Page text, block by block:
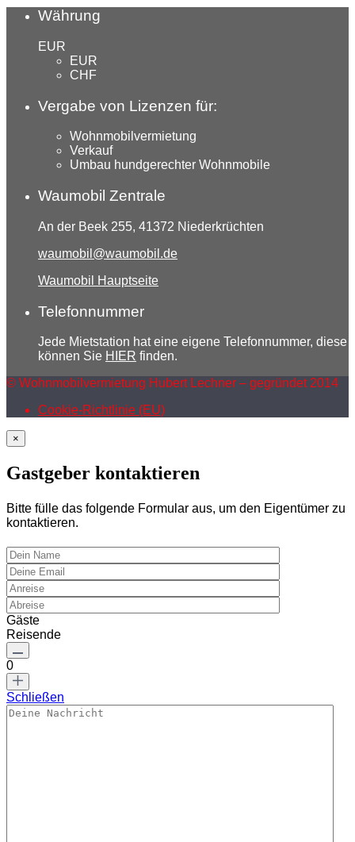
Währung
EUR
EUR
CHF
Vergabe von Lizenzen für:
Wohnmobilvermietung
Verkauf
Umbau hundgerechter Wohnmobile
Waumobil Zentrale
An der Beek 255, 41372 Niederkrüchten
waumobil@waumobil.de
Waumobil Hauptseite
Telefonnummer
Jede Mietstation hat eine eigene Telefonnummer, diese
können Sie HIER finden.
© Wohnmobilvermietung Hubert Lechner – gegründet 2014
Cookie-Richtlinie (EU)
×
Gastgeber kontaktieren
Bitte fülle das folgende Formular aus, um den Eigentümer zu
kontaktieren.
Gäste
Reisende
0
Schließen